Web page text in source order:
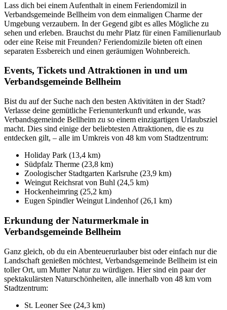
Lass dich bei einem Aufenthalt in einem Feriendomizil in
Verbandsgemeinde Bellheim von dem einmaligen Charme der
Umgebung verzaubern. In der Gegend gibt es alles Mögliche zu
sehen und erleben. Brauchst du mehr Platz für einen Familienurlaub
oder eine Reise mit Freunden? Feriendomizile bieten oft einen
separaten Essbereich und einen geräumigen Wohnbereich.
Events, Tickets und Attraktionen in und um
Verbandsgemeinde Bellheim
Bist du auf der Suche nach den besten Aktivitäten in der Stadt?
Verlasse deine gemütliche Ferienunterkunft und erkunde, was
Verbandsgemeinde Bellheim zu so einem einzigartigen Urlaubsziel
macht. Dies sind einige der beliebtesten Attraktionen, die es zu
entdecken gilt, – alle im Umkreis von 48 km vom Stadtzentrum:
Holiday Park (13,4 km)
Südpfalz Therme (23,8 km)
Zoologischer Stadtgarten Karlsruhe (23,9 km)
Weingut Reichsrat von Buhl (24,5 km)
Hockenheimring (25,2 km)
Eugen Spindler Weingut Lindenhof (26,1 km)
Erkundung der Naturmerkmale in
Verbandsgemeinde Bellheim
Ganz gleich, ob du ein Abenteuerurlauber bist oder einfach nur die
Landschaft genießen möchtest, Verbandsgemeinde Bellheim ist ein
toller Ort, um Mutter Natur zu würdigen. Hier sind ein paar der
spektakulärsten Naturschönheiten, alle innerhalb von 48 km vom
Stadtzentrum:
St. Leoner See (24,3 km)